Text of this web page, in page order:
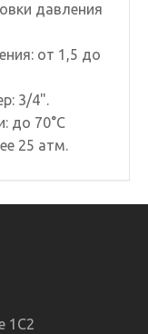
давления
от 1,5 до
3/4".
до 70°С
25 атм.
1C2